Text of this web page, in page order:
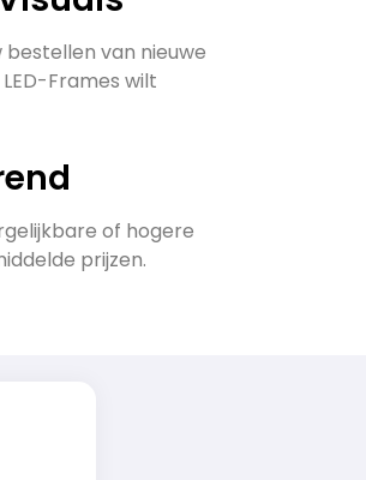
van nieuwe
Frames wilt
of hogere
prijzen.